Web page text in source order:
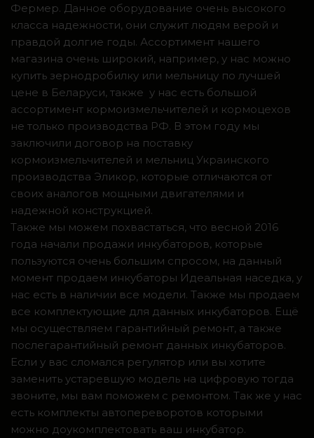
Фермер. Данное оборудование очень высокого
класса надежности, они служит людям верой и
правдой долгие годы. Ассортимент нашего
магазина очень широкий, например, у нас можно
купить зернодробилку или мельницу по лучшей
цене в Беларуси, также у нас есть большой
ассортимент кормоизмельчителей и кормоцехов
не только производства РФ. В этом году мы
заключили договор на поставку
кормоизмельчителей и мельниц Украинского
производства Эликор, которые отличаются от
своих аналогов мощными двигателями и
надежной конструкцией.
Также мы можем похвастаться, что весной 2016
года начали продажи инкубаторов, которые
пользуются очень большим спросом, на данный
момент продаем инкубаторы Идеальная наседка, у
нас есть в наличии все модели. Также мы продаем
все комплектующие для данных инкубаторов. Ещё
мы осуществляем гарантийный ремонт, а также
послегарантийный ремонт данных инкубаторов.
Если у вас сломался регулятор или вы хотите
заменить устаревшую модель на цифровую тогда
звоните, мы вам поможем с ремонтом. Так же у нас
есть комплекты автопереворотов которыми
можно доукомплектовать ваш инкубатор.